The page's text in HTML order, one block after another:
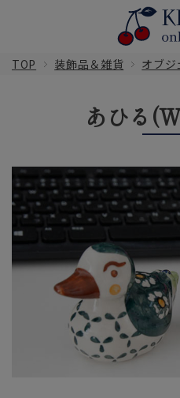
TOP 装飾品＆雑貨 オブジ
あひる